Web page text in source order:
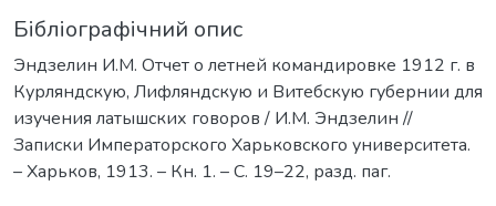
Бібліографічний опис
Эндзелин И.М. Отчет о летней командировке 1912 г. в
Курляндскую, Лифляндскую и Витебскую губернии для
изучения латышских говоров / И.М. Эндзелин //
Записки Императорского Харьковского университета.
– Харьков, 1913. – Кн. 1. – С. 19–22, разд. паг.